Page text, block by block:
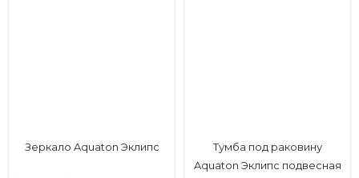
Зеркало Aquaton Эклипс
Тумба под раковину
Aquaton Эклипс подвесная